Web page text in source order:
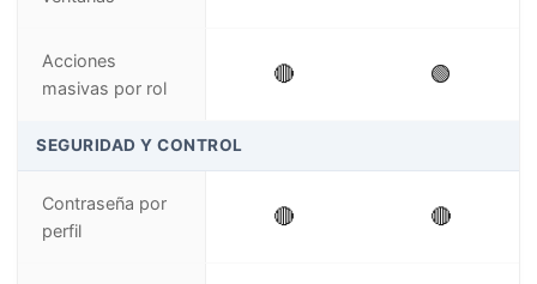
Acciones
masivas por rol
🔴 🟢
SEGURIDAD Y CONTROL
Contraseña por
perfil
🔴 🔴